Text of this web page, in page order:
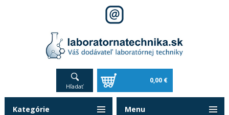
Hľadať
0,00 €
Kategórie Menu